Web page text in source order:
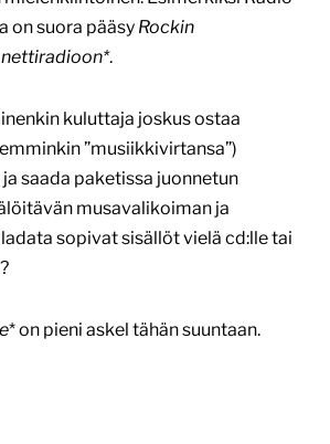
on suora pääsy Rockin
nettiradioon*.
kuluttaja joskus ostaa
”musiikkivirtansa”)
saada paketissa juonnetun
musavalikoiman ja
sopivat sisällöt vielä cd:lle tai
* on pieni askel tähän suuntaan.